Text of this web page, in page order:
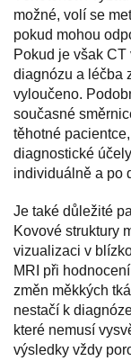
možné, volí se
pokud mohou
Pokud je však
diagnózu a léčba
vyloučeno.
současné
těhotné
diagnostické
individuálně a po
Je také důležité
Kovové struktury
vizualizaci v
MRI při
změn měkkých
nestačí k
které nemusí
výsledky vždy